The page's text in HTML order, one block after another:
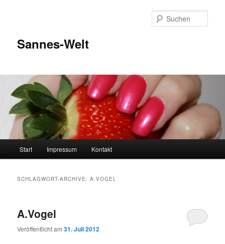
Sannes-Welt
Start Impressum Kontakt
SCHLAGWORT-ARCHIVE:A.VOGEL
A.Vogel
Veröffentlicht am31. Juli 2012